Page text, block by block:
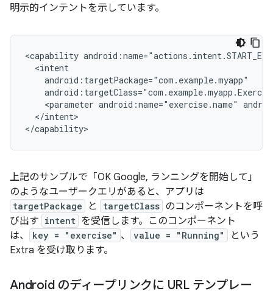
明示的インテントを示しています。
<capability
<parameter android:name="exercise.name"
</intent>
上記のサンプルで「OK Google, ランニングを開始して」
のようなユーザークエリがあると、アプリは
targetPackage と targetClass のコンポーネントを呼
び出す intent を受信します。このコンポーネント
は、
key = "exercise" 、 value = "Running"
という
Extra を受け取ります。
Android のディープリンクに URL テンプレー